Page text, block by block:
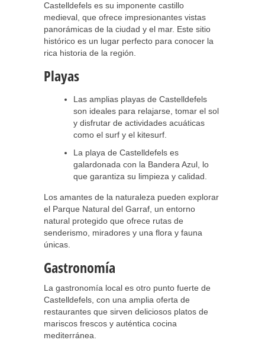
Castelldefels es su imponente castillo
medieval, que ofrece impresionantes vistas
panorámicas de la ciudad y el mar. Este sitio
histórico es un lugar perfecto para conocer la
rica historia de la región.
Playas
Las amplias playas de Castelldefels
son ideales para relajarse, tomar el sol
y disfrutar de actividades acuáticas
como el surf y el kitesurf.
La playa de Castelldefels es
galardonada con la Bandera Azul, lo
que garantiza su limpieza y calidad.
Los amantes de la naturaleza pueden explorar
el Parque Natural del Garraf, un entorno
natural protegido que ofrece rutas de
senderismo, miradores y una flora y fauna
únicas.
Gastronomía
La gastronomía local es otro punto fuerte de
Castelldefels, con una amplia oferta de
restaurantes que sirven deliciosos platos de
mariscos frescos y auténtica cocina
mediterránea.